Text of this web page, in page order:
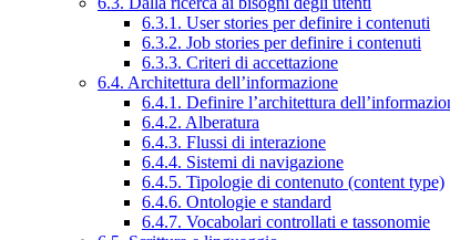
6.3.1. User stories per definire i contenuti
6.3.2. Job stories per definire i contenuti
6.3.3. Criteri di accettazione
6.4. Architettura dell’informazione
6.4.1. Definire l’architettura
6.4.2. Alberatura
6.4.3. Flussi di interazione
6.4.4. Sistemi di navigazione
6.4.5. Tipologie di contenuto (content type)
6.4.6. Ontologie e standard
6.4.7. Vocabolari controllati e tassonomie